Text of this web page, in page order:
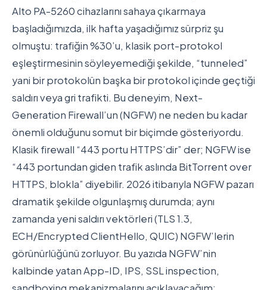
Alto PA-5260 cihazlarını sahaya çıkarmaya
başladığımızda, ilk hafta yaşadığımız sürpriz şu
olmuştu: trafiğin %30’u, klasik port-protokol
eşleştirmesinin söyleyemediği şekilde, “tunneled”
yani bir protokolün başka bir protokol içinde geçtiği
saldırı veya gri trafikti. Bu deneyim, Next-
Generation Firewall’un (NGFW) ne neden bu kadar
önemli olduğunu somut bir biçimde gösteriyordu.
Klasik firewall “443 portu HTTPS’dir” der; NGFW ise
“443 portundan giden trafik aslında BitTorrent over
HTTPS, blokla” diyebilir. 2026 itibarıyla NGFW pazarı
dramatik şekilde olgunlaşmış durumda; aynı
zamanda yeni saldırı vektörleri (TLS 1.3,
ECH/Encrypted ClientHello, QUIC) NGFW’lerin
görünürlüğünü zorluyor. Bu yazıda NGFW’nin
kalbinde yatan App-ID, IPS, SSL inspection,